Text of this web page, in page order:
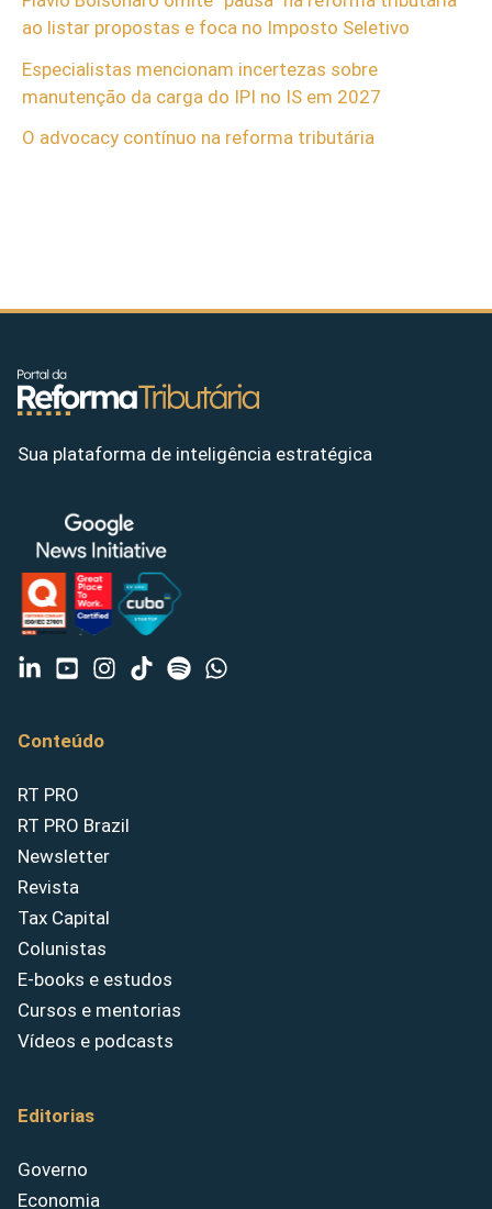
ao listar propostas e foca no Imposto Seletivo
Especialistas mencionam incertezas sobre
manutenção da carga do IPI no IS em 2027
O advocacy contínuo na reforma tributária
Sua plataforma de inteligência estratégica
Conteúdo
RT PRO
RT PRO Brazil
Newsletter
Revista
Tax Capital
Colunistas
E-books e estudos
Cursos e mentorias
Vídeos e podcasts
Editorias
Governo
Economia